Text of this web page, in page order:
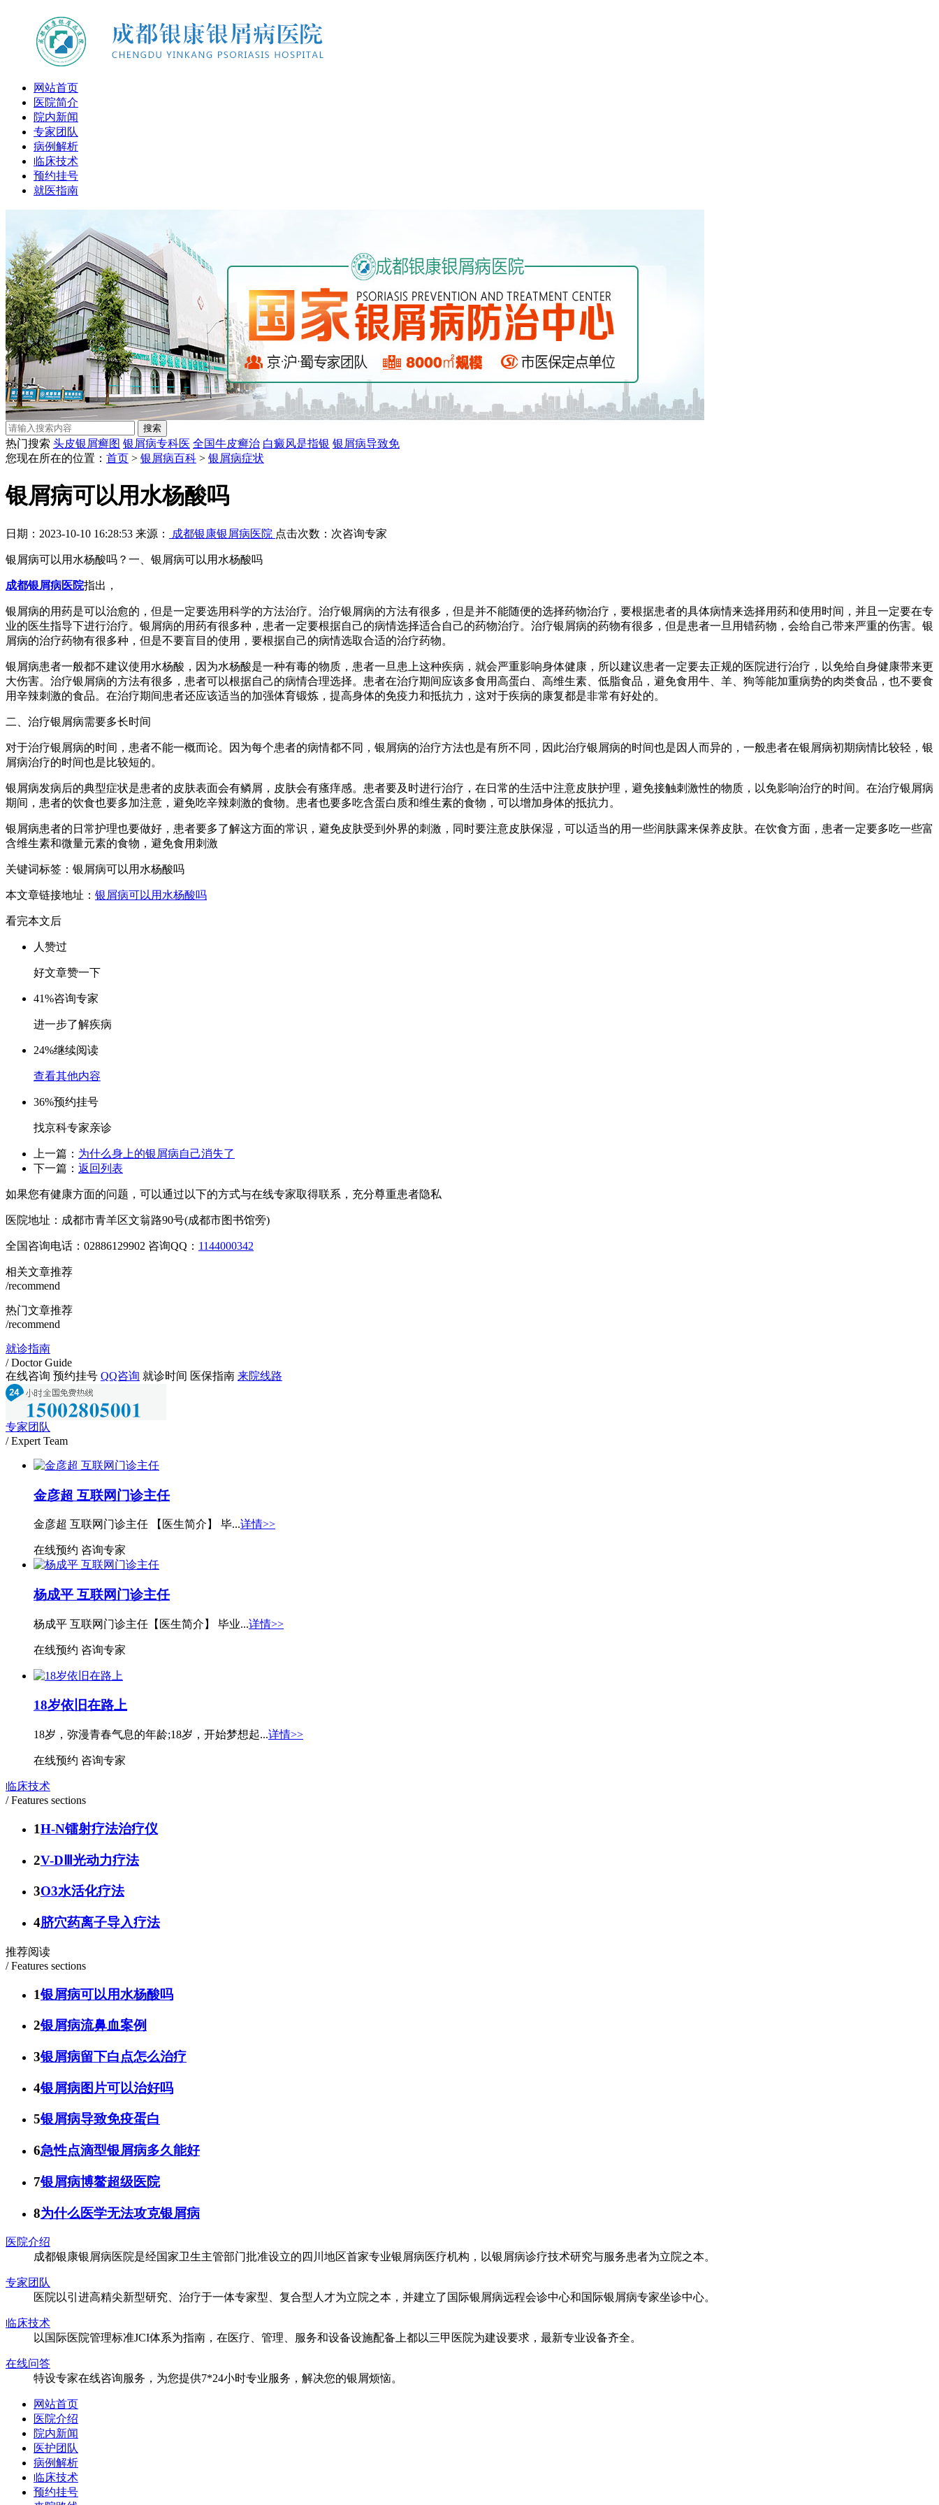
网站首页
医院简介
院内新闻
专家团队
病例解析
临床技术
预约挂号
就医指南
热门搜索 头皮银屑癣图 银屑病专科医 全国牛皮癣治 白癜风是指银 银屑病导致免
您现在所在的位置： 首页 > 银屑病百科 > 银屑病症状
银屑病可以用水杨酸吗
日期：2023-10-10 16:28:53 来源： 成都银康银屑病医院 点击次数： 次咨询专家
银屑病可以用水杨酸吗？一、银屑病可以用水杨酸吗
成都银屑病医院指出，
银屑病的用药是可以治愈的，但是一定要选用科学的方法治疗。治疗银屑病的方法有很多，但是并不能随便的选择药物治疗，要根据患者的具体病情来选择用药和使用时间，并且一定要在专
业的医生指导下进行治疗。银屑病的用药有很多种，患者一定要根据自己的病情选择适合自己的药物治疗。治疗银屑病的药物有很多，但是患者一旦用错药物，会给自己带来严重的伤害。银
屑病的治疗药物有很多种，但是不要盲目的使用，要根据自己的病情选取合适的治疗药物。
银屑病患者一般都不建议使用水杨酸，因为水杨酸是一种有毒的物质，患者一旦患上这种疾病，就会严重影响身体健康，所以建议患者一定要去正规的医院进行治疗，以免给自身健康带来更
大伤害。治疗银屑病的方法有很多，患者可以根据自己的病情合理选择。患者在治疗期间应该多食用高蛋白、高维生素、低脂食品，避免食用牛、羊、狗等能加重病势的肉类食品，也不要食
用辛辣刺激的食品。在治疗期间患者还应该适当的加强体育锻炼，提高身体的免疫力和抵抗力，这对于疾病的康复都是非常有好处的。
二、治疗银屑病需要多长时间
对于治疗银屑病的时间，患者不能一概而论。因为每个患者的病情都不同，银屑病的治疗方法也是有所不同，因此治疗银屑病的时间也是因人而异的，一般患者在银屑病初期病情比较轻，银
屑病治疗的时间也是比较短的。
银屑病发病后的典型症状是患者的皮肤表面会有鳞屑，皮肤会有瘙痒感。患者要及时进行治疗，在日常的生活中注意皮肤护理，避免接触刺激性的物质，以免影响治疗的时间。在治疗银屑病
期间，患者的饮食也要多加注意，避免吃辛辣刺激的食物。患者也要多吃含蛋白质和维生素的食物，可以增加身体的抵抗力。
银屑病患者的日常护理也要做好，患者要多了解这方面的常识，避免皮肤受到外界的刺激，同时要注意皮肤保湿，可以适当的用一些润肤露来保养皮肤。在饮食方面，患者一定要多吃一些富
含维生素和微量元素的食物，避免食用刺激
关键词标签：银屑病可以用水杨酸吗
本文章链接地址： 银屑病可以用水杨酸吗
看完本文后
人赞过
好文章赞一下
41%咨询专家
进一步了解疾病
24%继续阅读
查看其他内容
36%预约挂号
找京科专家亲诊
上一篇： 为什么身上的银屑病自己消失了
下一篇： 返回列表
如果您有健康方面的问题，可以通过以下的方式与在线专家取得联系，充分尊重患者隐私
医院地址：成都市青羊区文翁路90号(成都市图书馆旁)
全国咨询电话： 02886129902 咨询QQ： 1144000342
相关文章推荐
/recommend
热门文章推荐
/recommend
就诊指南
/ Doctor Guide
在线咨询 预约挂号 QQ咨询 就诊时间 医保指南 来院线路
专家团队
/ Expert Team
金彦超 互联网门诊主任
金彦超 互联网门诊主任 【医生简介】 毕...详情>>
在线预约 咨询专家
杨成平 互联网门诊主任
杨成平 互联网门诊主任【医生简介】 毕业...详情>>
在线预约 咨询专家
18岁依旧在路上
18岁，弥漫青春气息的年龄;18岁，开始梦想起...详情>>
在线预约 咨询专家
临床技术
/ Features sections
1H-N镭射疗法治疗仪
2V-DⅢ光动力疗法
3O3水活化疗法
4脐穴药离子导入疗法
推荐阅读
/ Features sections
1银屑病可以用水杨酸吗
2银屑病流鼻血案例
3银屑病留下白点怎么治疗
4银屑病图片可以治好吗
5银屑病导致免疫蛋白
6急性点滴型银屑病多久能好
7银屑病博鳌超级医院
8为什么医学无法攻克银屑病
医院介绍
成都银康银屑病医院是经国家卫生主管部门批准设立的四川地区首家专业银屑病医疗机构，以银屑病诊疗技术研究与服务患者为立院之本。
专家团队
医院以引进高精尖新型研究、治疗于一体专家型、复合型人才为立院之本，并建立了国际银屑病远程会诊中心和国际银屑病专家坐诊中心。
临床技术
以国际医院管理标准JCI体系为指南，在医疗、管理、服务和设备设施配备上都以三甲医院为建设要求，最新专业设备齐全。
在线问答
特设专家在线咨询服务，为您提供7*24小时专业服务，解决您的银屑烦恼。
网站首页
医院介绍
院内新闻
医护团队
病例解析
临床技术
预约挂号